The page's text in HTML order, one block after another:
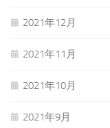
2021年12月
2021年11月
2021年10月
2021年9月